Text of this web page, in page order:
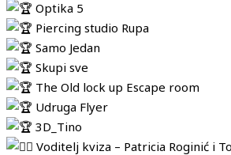
Optika 5
Piercing studio Rupa
Samo Jedan
Skupi sve
The Old lock up Escape room
Udruga Flyer
3D_Tino
Voditelj kviza – Patricia Roginić i